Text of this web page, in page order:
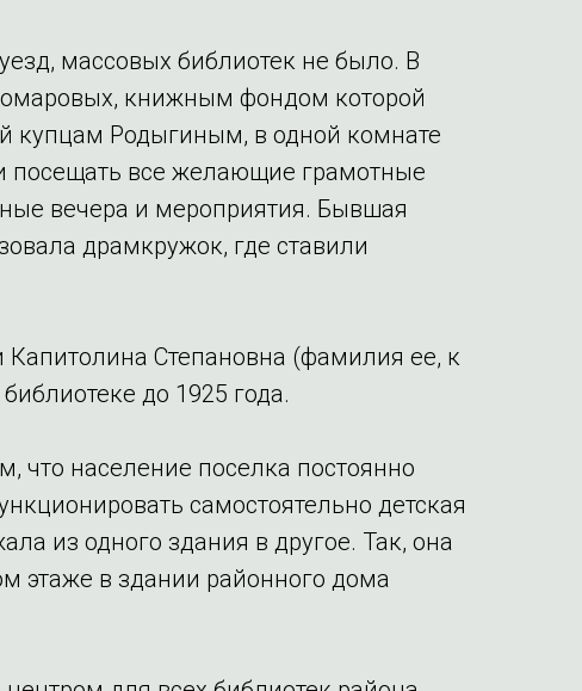
массовых библиотек не было. В
книжным фондом которой
купцам Родыгиным, в одной комнате
посещать все желающие грамотные
вечера и мероприятия. Бывшая
драмкружок, где ставили
Степановна (фамилия ее, к
до 1925 года.
что население поселка постоянно
самостоятельно детская
из одного здания в другое. Так, она
этаже в здании районного дома